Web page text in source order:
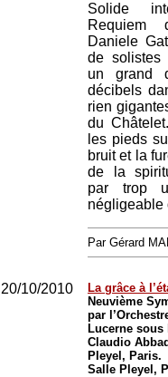
Solide
Daniele
de solistes
un grand
décibels
rien
du
les pieds
bruit et la
de la
par trop
négligeable
Par Gérard
20/10/2010
La grâce à
Neuvième
par
Lucerne
Claudio
Pleyel, Paris.
Salle Pleyel,